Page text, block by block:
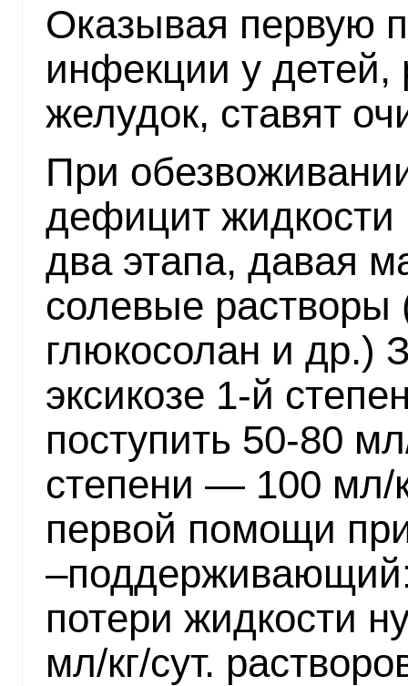
Оказывая первую
инфекции у
желудок, ставят
При
дефицит жидкости
два этапа, давая
солевые растворы
глюкосолан и др.)
эксикозе 1-й
поступить 50-80
степени — 100 мл/
первой помощи
потери жидкости
мл/кг/сут.